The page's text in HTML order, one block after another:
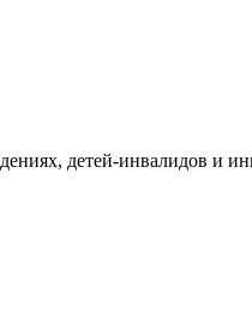
детей‑инвалидов и